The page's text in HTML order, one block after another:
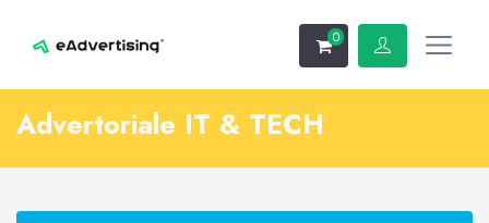
0
Advertoriale IT & TECH